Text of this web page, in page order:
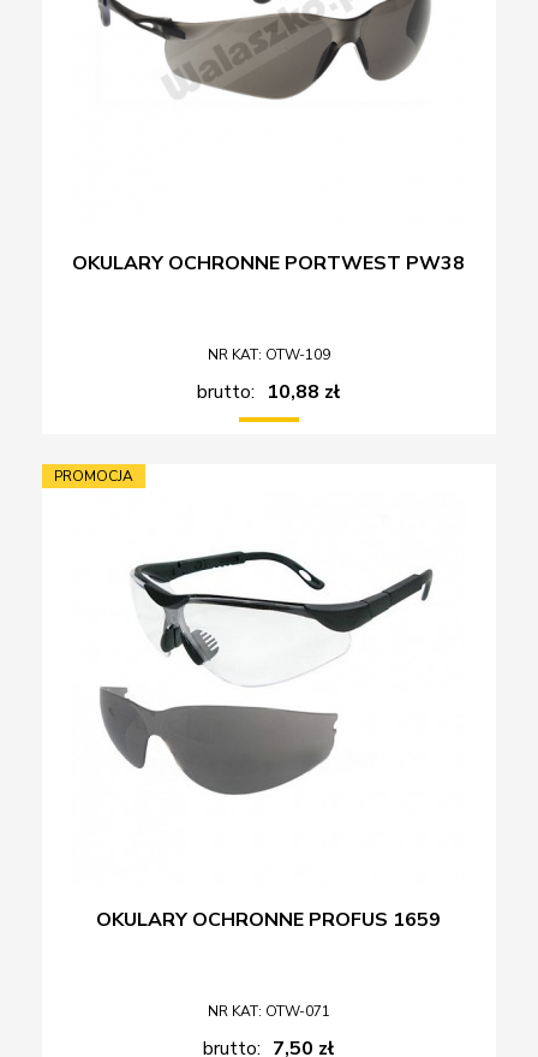
OKULARY OCHRONNE PORTWEST PW38
NR KAT: OTW-109
brutto: 10,88 zł
PROMOCJA
OKULARY OCHRONNE PROFUS 1659
NR KAT: OTW-071
brutto: 7,50 zł